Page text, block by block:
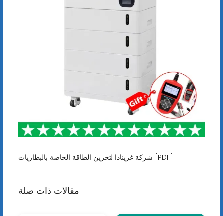
شركة غرينادا لتخزين الطاقة الخاصة بالبطاريات [PDF]
مقالات ذات صلة